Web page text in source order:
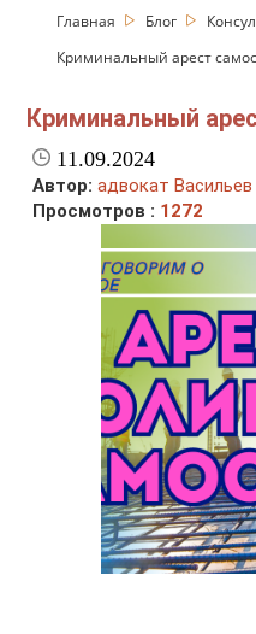
Главная Блог
Криминальный арест
Криминальный
11.09.2024
Автор: адвокат
Просмотров : 1272